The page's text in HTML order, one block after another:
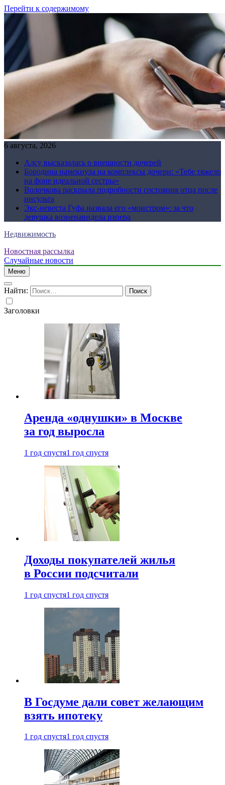
Перейти к содержимому
6 августа, 2026
Алсу высказалась о внешности дочерей
Бородина намекнула на комплексы дочери: «Тебе тяжело
на фоне идеальной сестры»
Волочкова раскрыла подробности состояния отца после
инсульта
Экс-невеста Гуфа назвала его «монстром»: за что
девушка возненавидела рэпера
Недвижимость
Новостная рассылка
Случайные новости
Меню
Найти:
Заголовки
Аренда «однушки» в Москве
за год выросла
1 год спустя1 год спустя
Доходы покупателей жилья
в России подсчитали
1 год спустя1 год спустя
В Госдуме дали совет желающим
взять ипотеку
1 год спустя1 год спустя